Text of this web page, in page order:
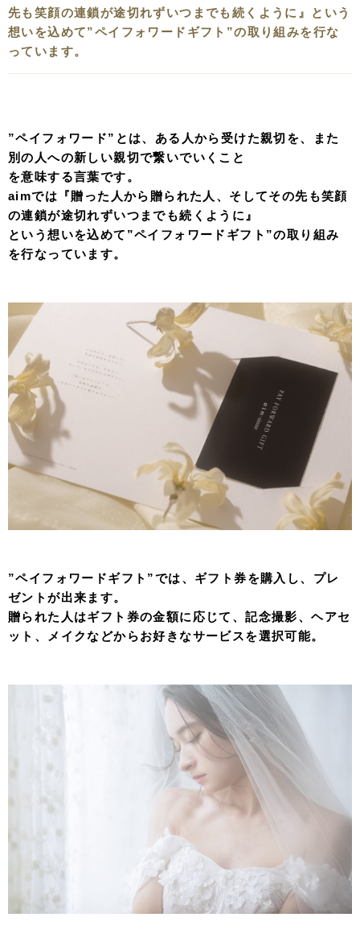
先も笑顔の連鎖が途切れずいつまでも続くように』という
想いを込めて”ペイフォワードギフト”の取り組みを行な
っています。
”ペイフォワード”とは、ある人から受けた親切を、また
別の人への新しい親切で繋いでいくこと
を意味する言葉です。
aimでは『贈った人から贈られた人、そしてその先も笑顔
の連鎖が途切れずいつまでも続くように』
という想いを込めて”ペイフォワードギフト”の取り組み
を行なっています。
”ペイフォワードギフト”では、ギフト券を購入し、プレ
ゼントが出来ます。
贈られた人はギフト券の金額に応じて、記念撮影、ヘアセ
ット、メイクなどからお好きなサービスを選択可能。